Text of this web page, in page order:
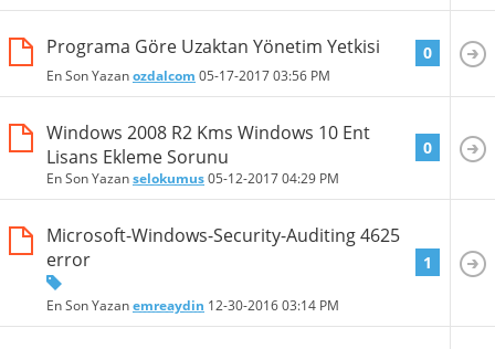
Programa Göre Uzaktan Yönetim Yetkisi
En Son Yazanozdalcom 05-17-201703:56 PM
0
Windows 2008 R2 Kms Windows 10 Ent
Lisans Ekleme Sorunu
En Son Yazanselokumus05-12-201704:29 PM
0
Microsoft-Windows-Security-Auditing 4625
error
En Son Yazanemreaydin 12-30-201603:14 PM
1